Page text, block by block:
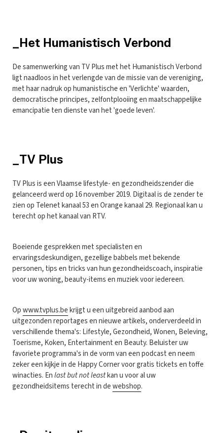
_Het Humanistisch Verbond
De samenwerking van TV Plus met het Humanistisch Verbond
ligt naadloos in het verlengde van de missie van de vereniging,
met haar nadruk op humanistische en 'Verlichte' waarden,
democratische principes, zelfontplooiing en maatschappelijke
emancipatie ten dienste van het 'goede leven'.
_TV Plus
TV Plus is een Vlaamse lifestyle- en gezondheidszender die
gelanceerd werd op 16 november 2019. Digitaal is de zender te
zien op Telenet kanaal 53 en Orange kanaal 29. Regionaal kan u
terecht op het kanaal van RTV.
Boeiende gesprekken met specialisten en
ervaringsdeskundigen, gezellige babbels met bekende
personen, tips en tricks van hun gezondheidscoach, inspiratie
voor uw woning, beauty-items en muziek voor iedereen.
Opwww.tvplus.bekrijgt u een uitgebreid aanbod aan
uitgezonden reportages en nieuwe artikels, onderverdeeld in
verschillende thema's: Lifestyle, Gezondheid, Wonen, Beleving,
Toerisme, Koken, Entertainment en Beauty. Beluister uw
favoriete programma's in de vorm van een podcast en neem
zeker een kijkje in de Happy Corner voor gratis tickets en toffe
winacties. Enlast but not leastkan u voor al uw
gezondheidsitems terecht in dewebshop.